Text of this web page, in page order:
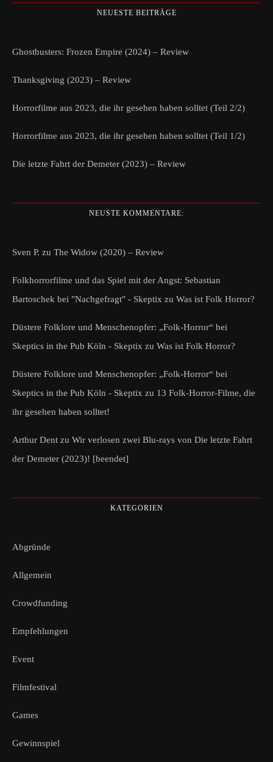
NEUESTE BEITRÄGE
Ghostbusters: Frozen Empire (2024) – Review
Thanksgiving (2023) – Review
Horrorfilme aus 2023, die ihr gesehen haben solltet (Teil 2/2)
Horrorfilme aus 2023, die ihr gesehen haben solltet (Teil 1/2)
Die letzte Fahrt der Demeter (2023) – Review
NEUSTE KOMMENTARE:
Sven P. zu The Widow (2020) – Review
Folkhorrorfilme und das Spiel mit der Angst: Sebastian
Bartoschek bei "Nachgefragt" - Skeptix zu Was ist Folk Horror?
Düstere Folklore und Menschenopfer: „Folk-Horror“ bei
Skeptics in the Pub Köln - Skeptix zu Was ist Folk Horror?
Düstere Folklore und Menschenopfer: „Folk-Horror“ bei
Skeptics in the Pub Köln - Skeptix zu 13 Folk-Horror-Filme, die
ihr gesehen haben solltet!
Arthur Dent zu Wir verlosen zwei Blu-rays von Die letzte Fahrt
der Demeter (2023)! [beendet]
KATEGORIEN
Abgründe
Allgemein
Crowdfunding
Empfehlungen
Event
Filmfestival
Games
Gewinnspiel